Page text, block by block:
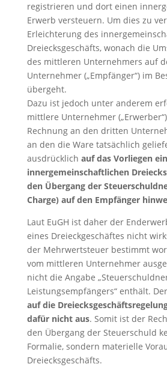
registrieren und dort einen
Erwerb versteuern. Um dies zu
Erleichterung des
Dreiecksgeschäfts, wonach die
des mittleren Unternehmers auf
Unternehmer („Empfänger“) im
übergeht.
Dazu ist jedoch unter anderem
mittlere Unternehmer
Rechnung an den dritten
an den die Ware tatsächlich
ausdrücklich auf das Vorliegen
innergemeinschaftlichen
den Übergang der
Charge) auf den Empfänger
Laut EuGH ist daher der
eines Dreieckgeschäftes nicht
der Mehrwertsteuer bestimmt
vom mittleren Unternehmer
nicht die Angabe
Leistungsempfängers“ enthält. Der
auf die
dafür nicht aus. Somit ist der
den Übergang der Steuerschuld
Formalie, sondern materielle
Dreiecksgeschäfts.